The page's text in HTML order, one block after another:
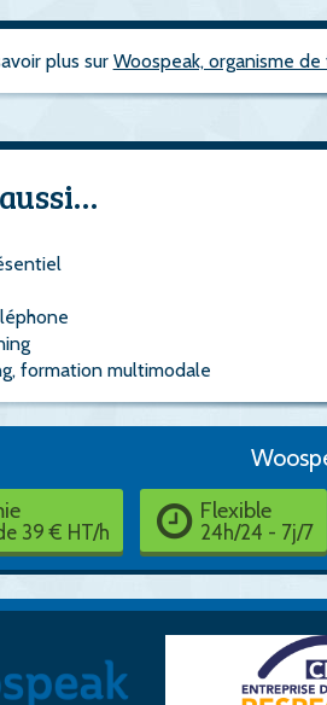
plus sur Woospeak, organisme
formation multimodale
39 € HT/h
Flexible
24h/24 - 7j/7